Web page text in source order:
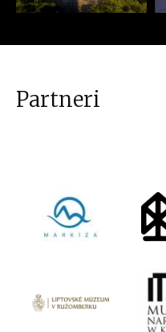
Partneri